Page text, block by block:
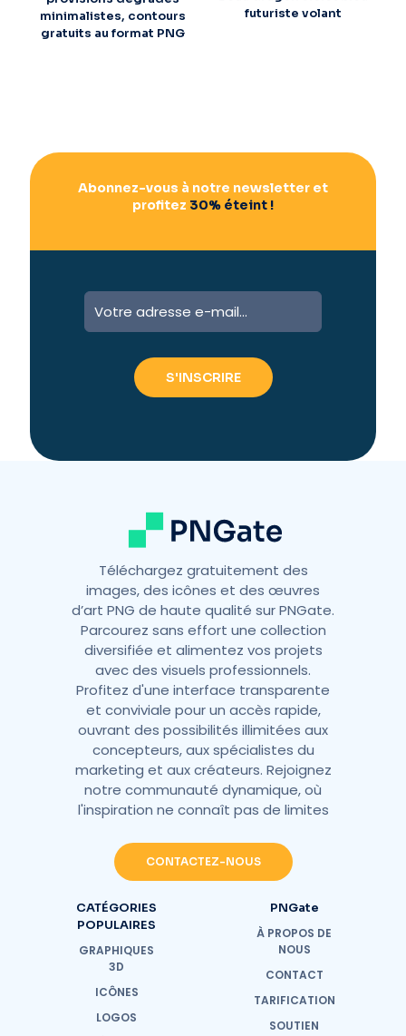
minimalistes, contours
gratuits au format PNG
futuriste volant
Abonnez-vous à notre newsletter et
profitez 30% éteint !
Téléchargez gratuitement des
images, des icônes et des œuvres
d’art PNG de haute qualité sur PNGate.
Parcourez sans effort une collection
diversifiée et alimentez vos projets
avec des visuels professionnels.
Profitez d'une interface transparente
et conviviale pour un accès rapide,
ouvrant des possibilités illimitées aux
concepteurs, aux spécialistes du
marketing et aux créateurs. Rejoignez
notre communauté dynamique, où
l'inspiration ne connaît pas de limites
CONTACTEZ-NOUS
CATÉGORIES
POPULAIRES
GRAPHIQUES
3D
ICÔNES
LOGOS
PNGate
À PROPOS DE
NOUS
CONTACT
TARIFICATION
SOUTIEN